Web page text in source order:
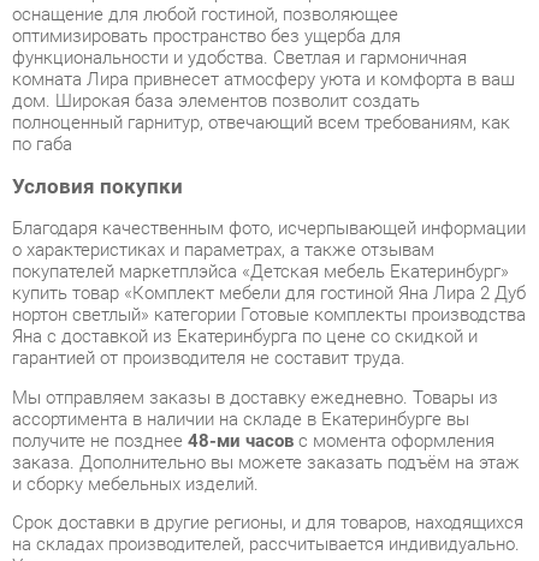
полноценный гарнитур, отвечающий всем требованиям, как
по габа
Условия покупки
Благодаря качественным фото, исчерпывающей информации
о характеристиках и параметрах, а также отзывам
покупателей маркетплэйса «Детская мебель Екатеринбург»
нортон светлый» категории Готовые комплекты производства
гарантией от производителя не составит труда.
Мы отправляем заказы в доставку ежедневно. Товары из
ассортимента в наличии на складе в Екатеринбурге вы
получите не позднее48-ми часовс момента оформления
заказа. Дополнительно вы можете заказать подъём на этаж
и сборку мебельных изделий.
Срок доставки в другие регионы, и для товаров, находящихся
на складах производителей, рассчитывается индивидуально.
Уточнить наличие, срок и стоимость доставки вы можете
через формуобратной связи.
В любой момент до передачи заказа в доставку, а также в
течение 7-ми дней после получения заказа вы можете
изменить выбор или принять решение об отказе от покупки.